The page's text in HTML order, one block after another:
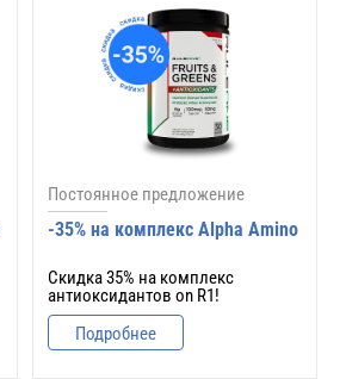
Постоянное предложение
-35% на комплекс Alpha Amino
Скидка 35% на комплекс
антиоксидантов on R1!
Подробнее